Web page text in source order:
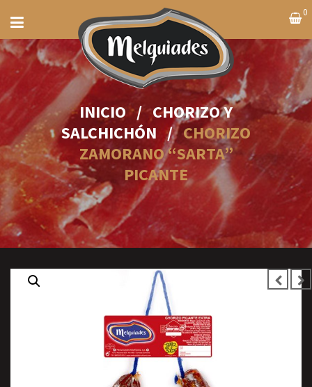
0
INICIO / CHORIZO Y
SALCHICHÓN / CHORIZO
ZAMORANO “SARTA”
PICANTE